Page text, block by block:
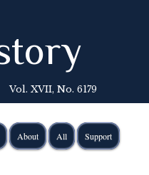
Vol. XVII, No. 6179
About All Support